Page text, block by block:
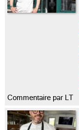
Commentaire par LT